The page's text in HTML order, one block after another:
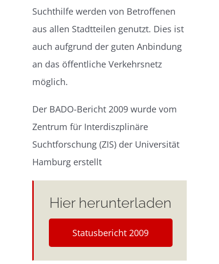
Suchthilfe werden von Betroffenen
aus allen Stadtteilen genutzt. Dies ist
auch aufgrund der guten Anbindung
an das öffentliche Verkehrsnetz
möglich.
Der BADO-Bericht 2009 wurde vom
Zentrum für Interdiszplinäre
Suchtforschung (ZIS) der Universität
Hamburg erstellt
Hier herunterladen
Statusbericht 2009